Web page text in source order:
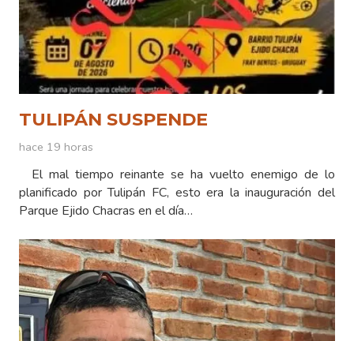
TULIPÁN SUSPENDE
hace 19 horas
El mal tiempo reinante se ha vuelto enemigo de lo
planificado por Tulipán FC, esto era la inauguración del
Parque Ejido Chacras en el día…